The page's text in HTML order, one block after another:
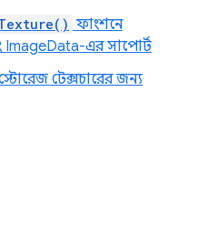
ফাংশনে
ImageData-এর সাপোর্ট
টেক্সচারের জন্য